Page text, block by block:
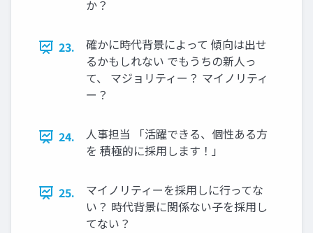
か？
23.
確かに時代背景によって 傾向は出せ
るかもしれない でもうちの新人っ
て、 マジョリティー？ マイノリティ
ー？
24.
人事担当 「活躍できる、個性ある方
を 積極的に採用します！」
25.
マイノリティーを採用しに行ってな
い？ 時代背景に関係ない子を採用し
てない？